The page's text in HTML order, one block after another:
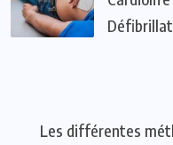
Les différentes